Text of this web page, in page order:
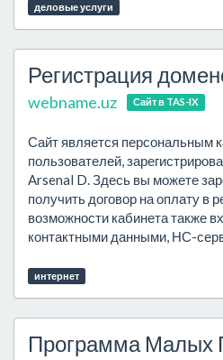
деловые услуги
Регистрация
webname.uz Сайт в TAS-IX
Сайт является персональным
пользователей,
Arsenal D. Здесь вы можете
получить договор на оплату в
возможности кабинета также
контактными данными, НС-
интернет
Программа Малых